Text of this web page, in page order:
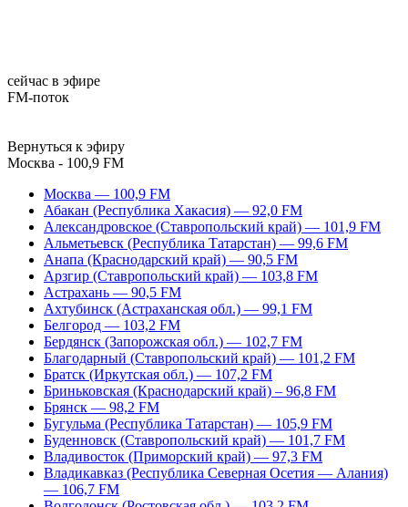
сейчас в эфире
FM-поток
Вернуться к эфиру
Москва - 100,9 FM
Москва — 100,9 FM
Абакан (Республика Хакасия) — 92,0 FM
Александровское (Ставропольский край) — 101,9 FM
Альметьевск (Республика Татарстан) — 99,6 FM
Анапа (Краснодарский край) — 90,5 FM
Арзгир (Ставропольский край) — 103,8 FM
Астрахань — 90,5 FM
Ахтубинск (Астраханская обл.) — 99,1 FM
Белгород — 103,2 FM
Бердянск (Запорожская обл.) — 102,7 FM
Благодарный (Ставропольский край) — 101,2 FM
Братск (Иркутская обл.) — 107,2 FM
Бриньковская (Краснодарский край) – 96,8 FM
Брянск — 98,2 FM
Бугульма (Республика Татарстан) — 105,9 FM
Буденновск (Ставропольский край) — 101,7 FM
Владивосток (Приморский край) — 97,3 FM
Владикавказ (Республика Северная Осетия — Алания)
— 106,7 FM